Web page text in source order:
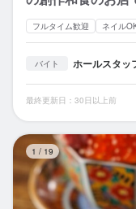
フルタイム歓迎 ネイル
バイト ホールスタッ
最終更新日：30日以上前
1 / 19